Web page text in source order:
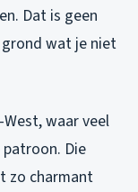
Dat is geen
wat je niet
waar veel
Die
zo charmant